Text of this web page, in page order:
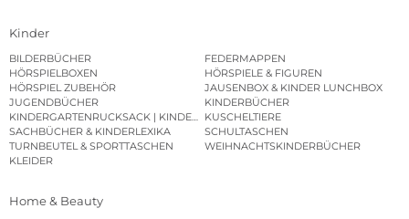
Kinder
BILDERBÜCHER
FEDERMAPPEN
HÖRSPIELBOXEN
HÖRSPIELE & FIGUREN
HÖRSPIEL ZUBEHÖR
JAUSENBOX & KINDER LUNCHBOX
JUGENDBÜCHER
KINDERBÜCHER
KINDERGARTENRUCKSACK | KINDERGARTENBEUTEL
KUSCHELTIERE
SACHBÜCHER & KINDERLEXIKA
SCHULTASCHEN
TURNBEUTEL & SPORTTASCHEN
WEIHNACHTSKINDERBÜCHER
KLEIDER
Home & Beauty